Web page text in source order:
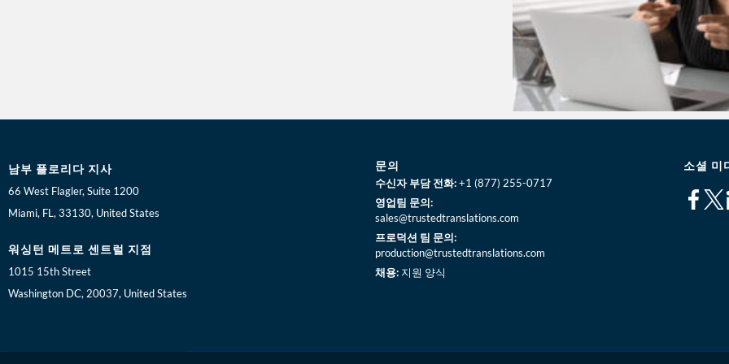
남부 플로리다 지사
66 West Flagler, Suite 1200
Miami, FL, 33130, United States
워싱턴 메트로 센트럴 지점
1015 15th Street
Washington DC, 20037, United States
문의
수신자 부담 전화:+1 (877) 255-0717
영업팀 문의:
sales@trustedtranslations.com
프로덕션 팀 문의:
production@trustedtranslations.com
채용: 지원 양식
소셜 미